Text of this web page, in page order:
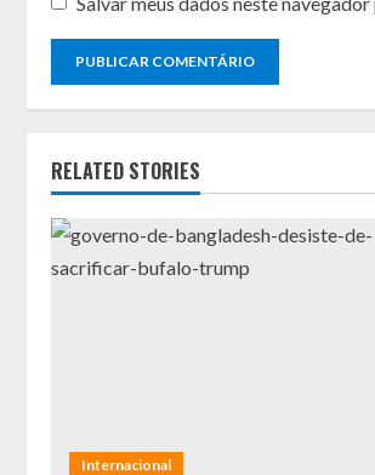
RELATED STORIES
Internacional